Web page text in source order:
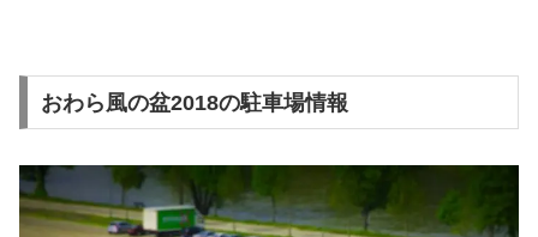
おわら風の盆2018の駐車場情報